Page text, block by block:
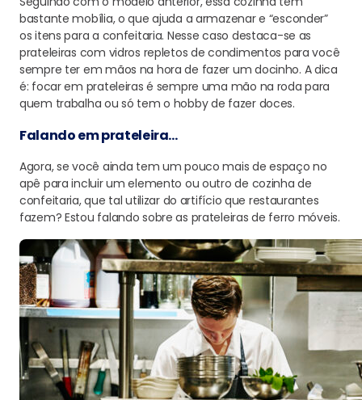
bastante mobília, o que ajuda a armazenar e “esconder”
os itens para a confeitaria. Nesse caso destaca-se as
prateleiras com vidros repletos de condimentos para você
sempre ter em mãos na hora de fazer um docinho. A dica
é: focar em prateleiras é sempre uma mão na roda para
quem trabalha ou só tem o hobby de fazer doces.
Falando em prateleira…
Agora, se você ainda tem um pouco mais de espaço no
apê para incluir um elemento ou outro de cozinha de
confeitaria, que tal utilizar do artifício que restaurantes
fazem? Estou falando sobre as prateleiras de ferro móveis.